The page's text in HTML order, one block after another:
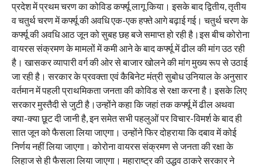
प्रदेश में प्रथम चरण का कोविड कर्फ्यू लागू किया। इसके बाद द्वितीय, तृतीय
व चतुर्थ चरण में कर्फ्यू की अवधि एक-एक हफ्ते आगे बढ़ाई गई। चतुर्थ चरण के
कर्फ्यू की अवधि आठ जून को सुबह छह बजे समाप्त हो रही है।इस बीच कोरोना
वायरस संक्रमण के मामलों में कमी आने के बाद कर्फ्यू में ढील की मांग उठ रही
है। खासकर व्यापारी वर्ग की ओर से बाजार खोलने की मांग मुख्य रूप से उठाई
जा रही है। सरकार के प्रवक्ता एवं कैबिनेट मंत्री सुबोध उनियाल के अनुसार
वर्तमान में पहली प्राथमिकता जनता की कोविड से रक्षा करना है। इसके लिए
सरकार मुस्तैदी से जुटी है।उन्होंने कहा कि जहां तक कर्फ्यू में ढील अथवा
क्या-क्या छूट दी जानी है, इन समेत सभी पहलुओं पर विचार-विमर्श के बाद ही
सात जून को फैसला लिया जाएगा। उन्होंने फिर दोहराया कि दबाव में कोई
निर्णय नहीं लिया जाएगा। कोरोना वायरस संक्रमण से जनता की रक्षा के
लिहाज से ही फैसला लिया जाएगा। महाराष्ट्र की उद्धव ठाकरे सरकार ने